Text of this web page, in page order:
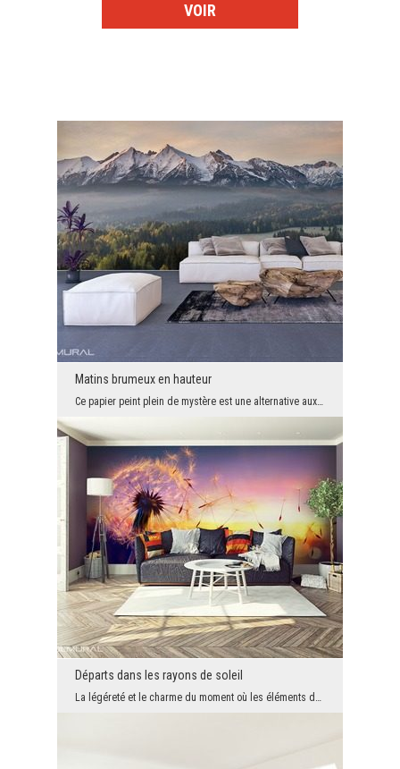
VOIR
Matins brumeux en hauteur
Ce papier peint plein de mystère est une alternative aux décorations murales qui se trouvent dans...
Départs dans les rayons de soleil
La légéreté et le charme du moment où les éléments du pissenlit volent seront un accent merveille...